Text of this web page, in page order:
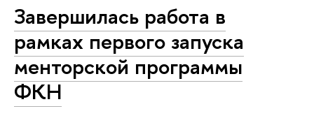
Завершилась работа в
рамках первого запуска
менторской программы
ФКН